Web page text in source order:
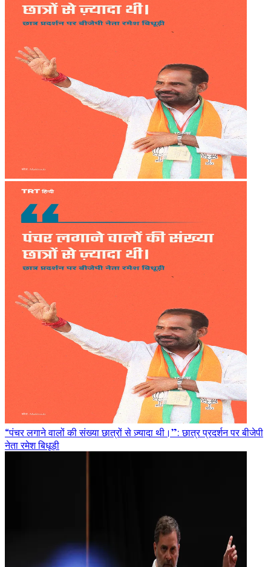
“पंचर लगाने वालों की संख्या छात्रों से ज़्यादा थी।”: छात्र प्रदर्शन पर बीजेपी
नेता रमेश बिधूड़ी